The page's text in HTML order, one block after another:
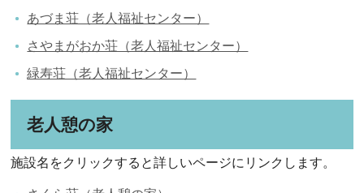
あづま荘（老人福祉センター）
さやまがおか荘（老人福祉センター）
緑寿荘（老人福祉センター）
老人憩の家
施設名をクリックすると詳しいページにリンクします。